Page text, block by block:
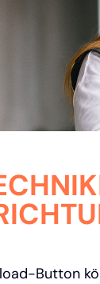
Button